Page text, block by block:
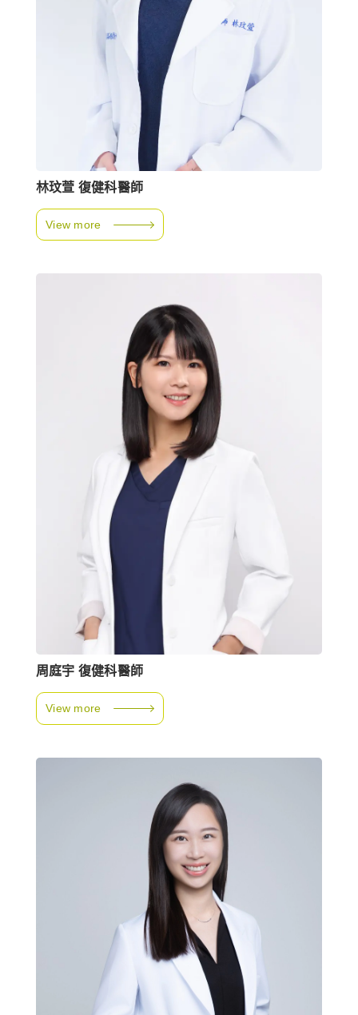
林玟萱 復健科醫師
View more
周庭宇 復健科醫師
View more